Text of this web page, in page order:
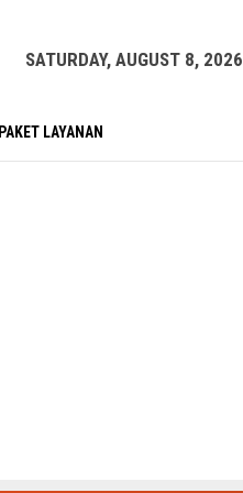
SATURDAY, AUGUST 8, 2026
PAKET LAYANAN